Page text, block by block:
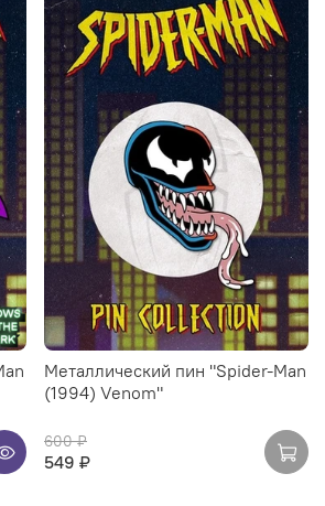
Металлический пин "Spider-Man
(1994) Venom"
600 ₽
549 ₽